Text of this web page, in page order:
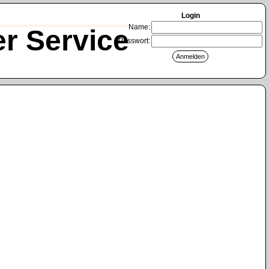
Service
Login
Name:
Passwort: